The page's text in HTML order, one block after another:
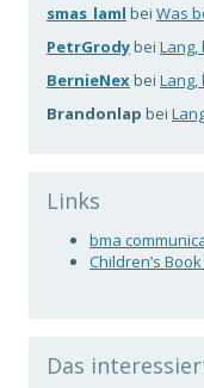
smas_laml bei Was
PetrGrodybei Lang,
BernieNexbei Lang,
Brandonlap bei
Links
bma
Children’s
Das